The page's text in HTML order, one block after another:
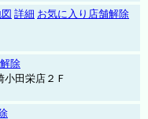
詳細 お気に入り店舗解除
除
田栄店２Ｆ